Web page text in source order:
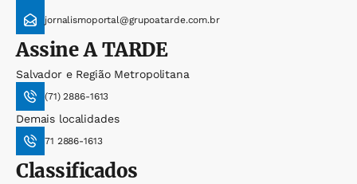
jornalismoportal@grupoatarde.com.br
AssineA TARDE
Salvador e Região Metropolitana
(71) 2886-1613
Demais localidades
71 2886-1613
Classificados